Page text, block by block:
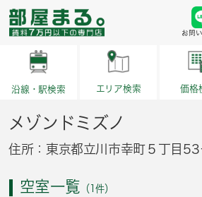
お問
沿線・駅検索 エリア検索 価格
メゾンドミズノ
住所：東京都立川市幸町５丁目
空室一覧 （1件）